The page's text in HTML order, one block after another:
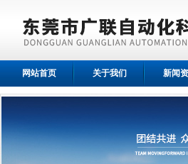
网站首页 关于我们 新闻